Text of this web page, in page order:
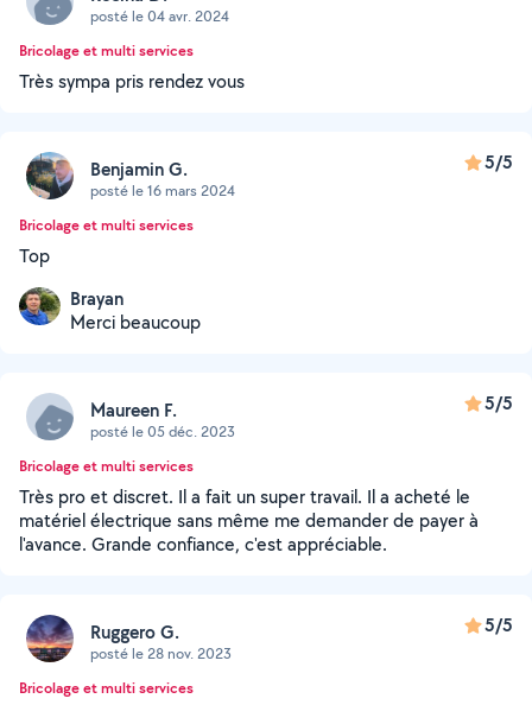
posté le 04 avr. 2024
Bricolage et multi services
Très sympa pris rendez vous
Benjamin G.
posté le 16 mars 2024
5/5
Bricolage et multi services
Top
Brayan
Merci beaucoup
Maureen F.
posté le 05 déc. 2023
5/5
Bricolage et multi services
Très pro et discret. Il a fait un super travail. Il a acheté le
matériel électrique sans même me demander de payer à
l'avance. Grande confiance, c'est appréciable.
Ruggero G.
posté le 28 nov. 2023
5/5
Bricolage et multi services